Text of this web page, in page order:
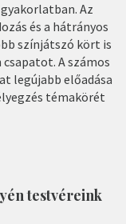
Az
és a hátrányos
színjátszó kört is
A számos
legújabb előadása
témakörét
testvéreink